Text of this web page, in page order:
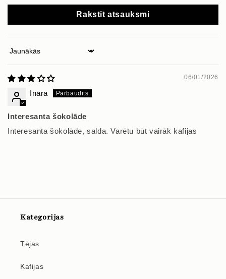
Rakstīt atsauksmi
Sort by
06/01/2026
Ināra
Interesanta šokolāde
Interesanta šokolāde, salda. Varētu būt vairāk kafijas
Kategorijas
Tējas
Kafijas